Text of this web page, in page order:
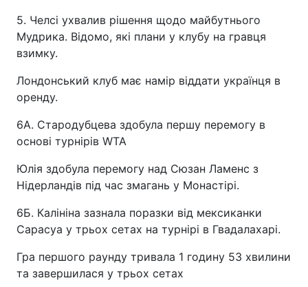
5. Челсі ухвалив рішення щодо майбутнього
Мудрика. Відомо, які плани у клубу на гравця
взимку.
Лондонський клуб має намір віддати українця в
оренду.
6А. Стародубцева здобула першу перемогу в
основі турнірів WTA
Юлія здобула перемогу над Сюзан Ламенс з
Нідерландів під час змагань у Монастірі.
6Б. Калініна зазнала поразки від мексиканки
Сарасуа у трьох сетах на турнірі в Гвадалахарі.
Гра першого раунду тривала 1 годину 53 хвилини
та завершилася у трьох сетах